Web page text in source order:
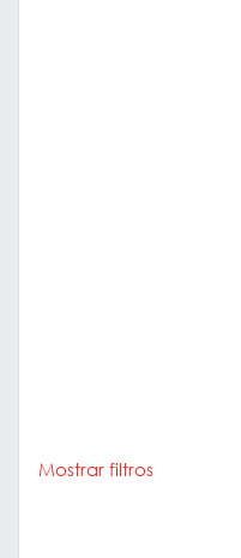
Mostrar filtros